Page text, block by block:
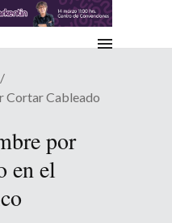
Cortar Cableado
por
en el